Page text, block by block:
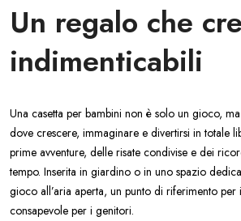
Un regalo che
indimenticabili
Una casetta per bambini non è solo un gioco,
dove crescere, immaginare e divertirsi in totale
prime avventure, delle risate condivise e dei
tempo. Inserita in giardino o in uno spazio
gioco all’aria aperta, un punto di riferimento per
consapevole per i genitori.